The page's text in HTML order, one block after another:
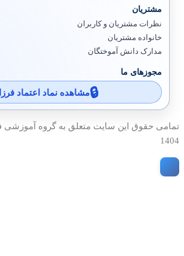
مشتریان
نظرات مشتریان و کاربران
خانواده مشتریان
مدارک دانش آموختگان
مجوزهای ما
مشاهده نماد اعتماد
1404